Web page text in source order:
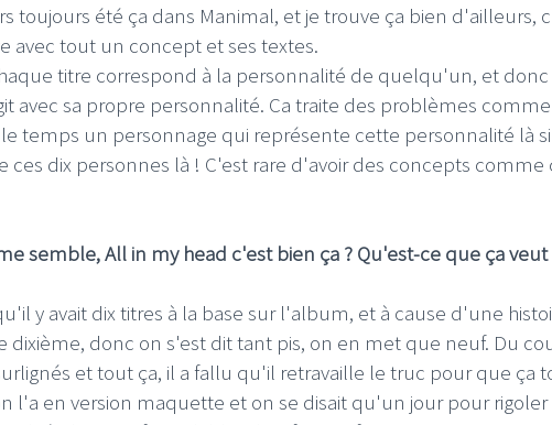
toujours été ça dans Manimal, et je trouve ça bien d'ailleurs,
avec tout un concept et ses textes.
titre correspond à la personnalité de quelqu'un, et donc
avec sa propre personnalité. Ca traite des problèmes comme
temps un personnage qui représente cette personnalité là
dix personnes là ! C'est rare d'avoir des concepts comme
semble, All in my head c'est bien ça ? Qu'est-ce que ça veut
y avait dix titres à la base sur l'album, et à cause d'une
donc on s'est dit tant pis, on en met que neuf. Du
et tout ça, il a fallu qu'il retravaille le truc pour que ça
l'a en version maquette et on se disait qu'un jour pour rigoler